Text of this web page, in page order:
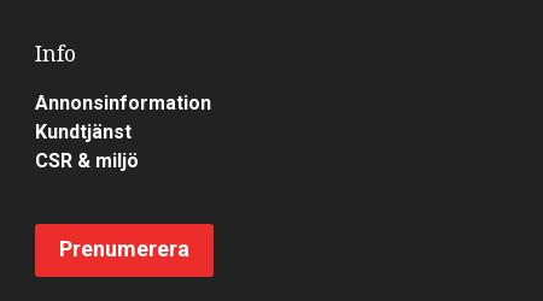
Info
Annonsinformation
Kundtjänst
CSR & miljö
Prenumerera